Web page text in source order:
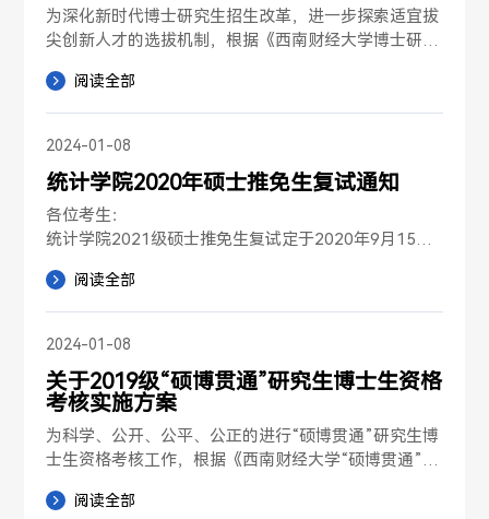
2026年“...
为深化新时代博士研究生招生改革，进一步探索适宜拔
尖创新人才的选拔机制，根据《西南财经大学博士研究
制定本实施细则。一、组织管理招生工作领导小组是我
院博士研究生招生工作的责任主体，负责我院博士研究
生招生工作的具体组织和实施，包括资格审核、材料评
负责。二、招生方式、招生专业和招生计划（一）我院
博士研究生招生方式为直接攻博、...
阅读全部
2024-01-08
统计学院2020年硕士推免生复试通知
各位考生：
统计学院2021级硕士推免生复试定于2020年9月15日
下”线下结合方式进行。现将具体事宜通知如下：
一、 资格审查材料：
请取得复试资格的考生按要求提供...
阅读全部
2024-01-08
关于2019级“硕博贯通”研究生博士生资格
考核实施方案
为科学、公开、公平、公正的进行“硕博贯通”研究生博
士生资格考核工作，根据《西南财经大学“硕博贯通”研
况，特制定如下资格考核方案。
阅读全部